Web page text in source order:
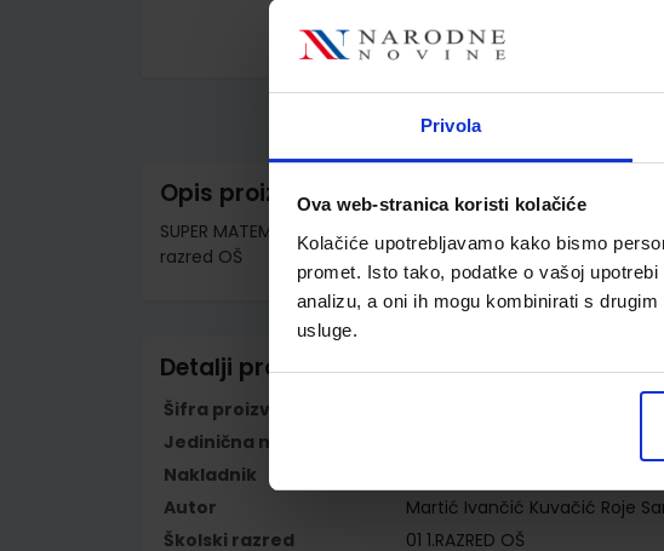
Privola
Ova web-stranica koristi kolačiće
Kolačiće upotrebljavamo kako bismo
promet. Isto tako, podatke o vašoj
analizu, a oni ih mogu kombinirati s
usluge.
gallery
Opis proizvoda
SUPER MATEMATIKA ZA PRAVE TRAGAČE 1, 1. dio - PP; radni
razred OŠ
Detalji proizvoda
Šifra proizvoda
Jedinična mjera
Nakladnik
Autor
Martić Ivančić Kuvačić Roje
Školski razred
01 1.RAZRED OŠ